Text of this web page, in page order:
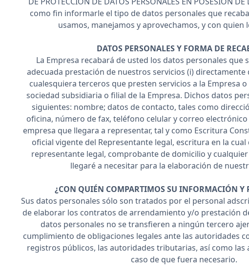
como fin informarle el tipo de datos personales que
usamos, manejamos y aprovechamos, y con quien
DATOS PERSONALES Y FORMA DE
La Empresa recabará de usted los datos personales que
adecuada prestación de nuestros servicios (i) directamente
cualesquiera terceros que presten servicios a la Empresa
sociedad subsidiaria o filial de la Empresa. Dichos datos
siguientes: nombre; datos de contacto, tales como
oficina, número de fax, teléfono celular y correo
empresa que llegara a representar, tal y como Escritura
oficial vigente del Representante legal, escritura en la
representante legal, comprobante de domicilio y
llegaré a necesitar para la elaboración de
¿CON QUIÉN COMPARTIMOS SU INFORMACIÓN Y
Sus datos personales sólo son tratados por el personal
de elaborar los contratos de arrendamiento y/o prestación
datos personales no se transfieren a ningún tercero
cumplimiento de obligaciones legales ante las autoridades
registros públicos, las autoridades tributarias, así como las
caso de que fuera necesario.